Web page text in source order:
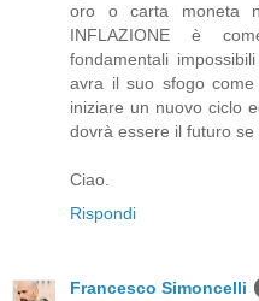
oro o carta moneta
INFLAZIONE è
fondamentali
avra il suo sfogo
iniziare un nuovo ciclo
dovrà essere il futuro
Ciao.
Rispondi
Francesco Simoncelli